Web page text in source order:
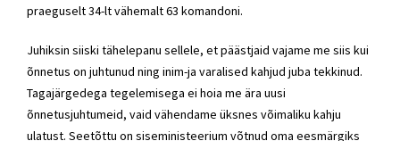
praeguselt 34-lt vähemalt 63 komandoni.
Juhiksin siiski tähelepanu sellele, et päästjaid vajame me siis kui
õnnetus on juhtunud ning inim-ja varalised kahjud juba tekkinud.
Tagajärgedega tegelemisega ei hoia me ära uusi
õnnetusjuhtumeid, vaid vähendame üksnes võimaliku kahju
ulatust. Seetõttu on siseministeerium võtnud oma eesmärgiks